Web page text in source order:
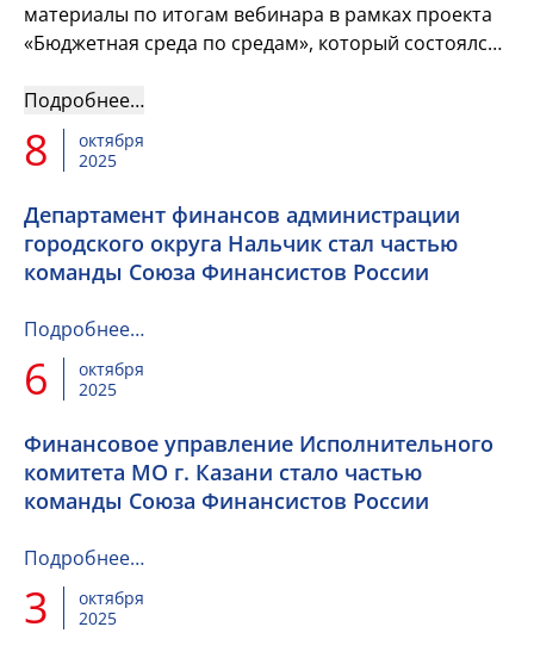
материалы по итогам вебинара в рамках проекта
«Бюджетная среда по средам», который состоялся
Подробнее…
8
октября
2025
Департамент финансов администрации
городского округа Нальчик стал частью
команды Союза Финансистов России
Подробнее…
6
октября
2025
Финансовое управление Исполнительного
комитета МО г. Казани стало частью
команды Союза Финансистов России
Подробнее…
3
октября
2025